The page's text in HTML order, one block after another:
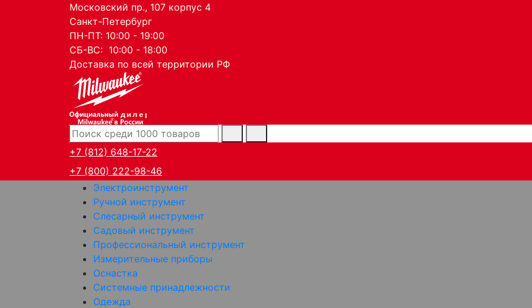
Московский пр., 107 корпус 4
Санкт-Петербург
ПН-ПТ: 10:00 - 19:00
СБ-ВС: 10:00 - 18:00
Доставка по всей территории РФ
дилер
+7 (812) 648-17-22
+7 (800) 222-98-46
Электроинструмент
Ручной инструмент
Слесарный инструмент
Садовый инструмент
Профессиональный инструмент
Измерительные приборы
Оснастка
Системные принадлежности
Одежда